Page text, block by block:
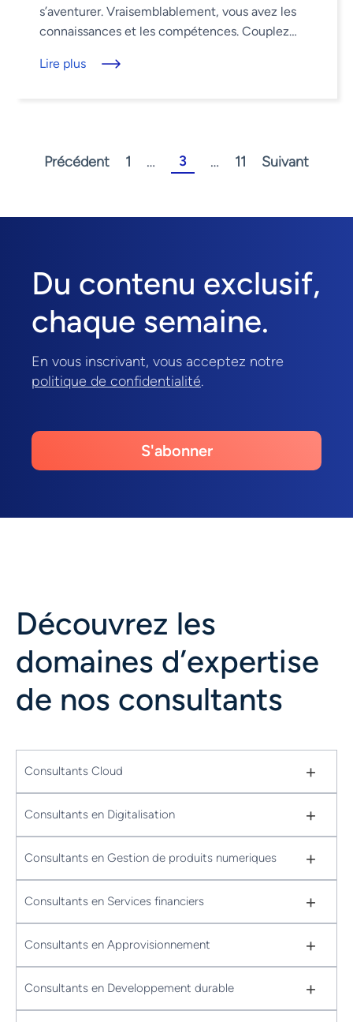
s’aventurer. Vraisemblablement, vous avez les
connaissances et les compétences. Couplez
une recette ...
Lire plus
Précédent 1 … 3 … 11 Suivant
Du contenu exclusif,
chaque semaine.
En vous inscrivant, vous acceptez notre
politique de confidentialité.
S'abonner
Découvrez les
domaines d’expertise
de nos consultants
Consultants Cloud +
Consultants en Digitalisation +
Consultants en Gestion de produits numeriques +
Consultants en Services financiers +
Consultants en Approvisionnement +
Consultants en Developpement durable
+